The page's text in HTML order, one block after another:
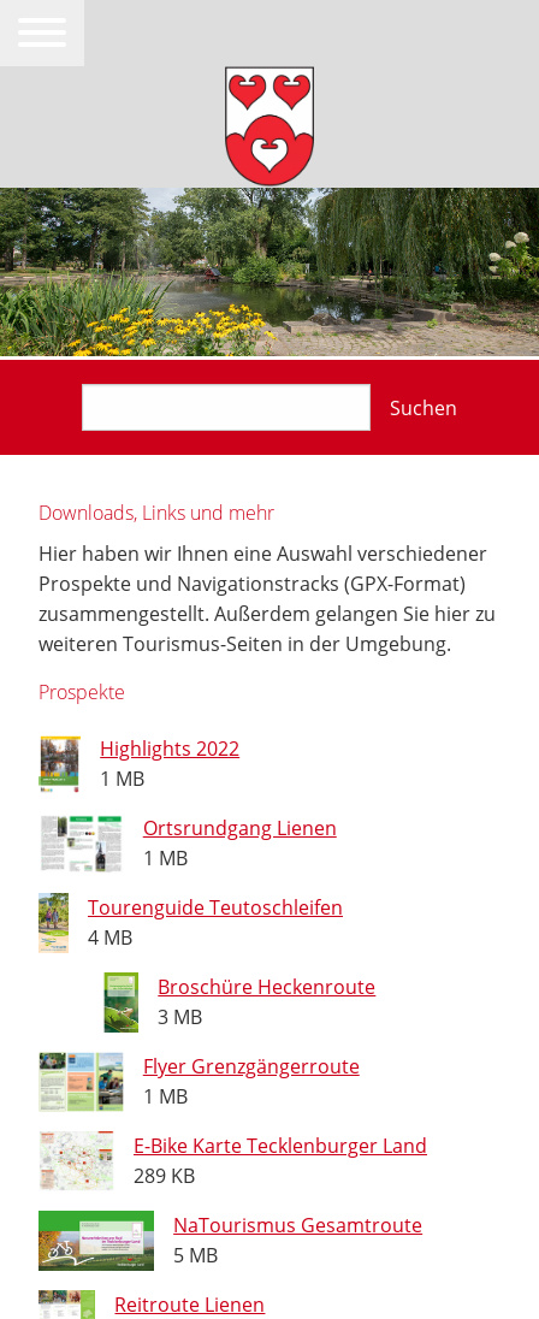
Suchen
Downloads, Links und mehr
Hier haben wir Ihnen eine Auswahl verschiedener
Prospekte und Navigationstracks (GPX-Format)
zusammengestellt. Außerdem gelangen Sie hier zu
weiteren Tourismus-Seiten in der Umgebung.
Prospekte
Highlights 2022
1 MB
Ortsrundgang Lienen
1 MB
Tourenguide Teutoschleifen
4 MB
Broschüre Heckenroute
3 MB
Flyer Grenzgängerroute
1 MB
E-Bike Karte Tecklenburger Land
289 KB
NaTourismus Gesamtroute
5 MB
Reitroute Lienen